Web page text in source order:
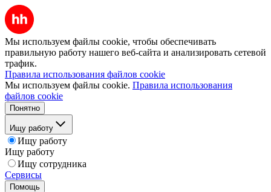
Мы используем файлы cookie, чтобы обеспечивать
правильную работу нашего веб-сайта и анализировать сетевой
трафик.
Правила использования файлов cookie
Мы используем файлы cookie. Правила использования
файлов cookie
Понятно
Ищу работу
Ищу работу
Ищу работу
Ищу сотрудника
Сервисы
Помощь